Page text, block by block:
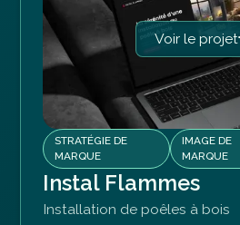
Voir le projet
STRATÉGIE DE
MARQUE
IMAGE DE
MARQUE
Instal Flammes
Installation de poêles à bois